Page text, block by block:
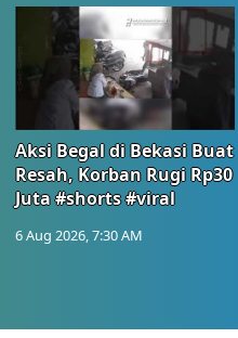
Aksi Begal di Bekasi Buat
Resah, Korban Rugi Rp30
Juta #shorts #viral
6 Aug 2026, 7:30 AM